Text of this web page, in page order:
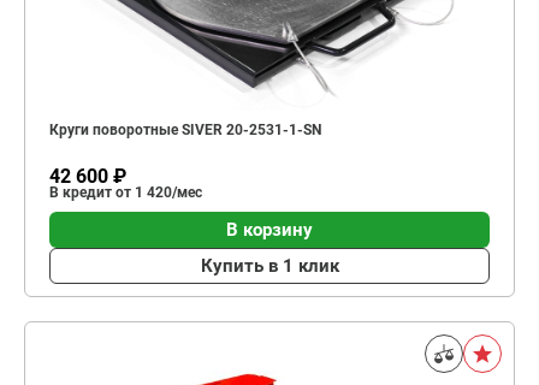
Круги поворотные SIVER 20-2531-1-SN
42 600 ₽
В кредит от 1 420/мес
В корзину
Купить в 1 клик